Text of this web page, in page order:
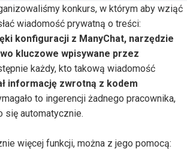
konkurs, w którym aby wziąć
wiadomość prywatną o treści:
konfiguracji z ManyChat, narzędzie
kluczowe wpisywane przez
każdy, kto takową wiadomość
informację zwrotną z kodem
to ingerencji żadnego pracownika,
się automatycznie.
więcej funkcji, można z jego pomocą: